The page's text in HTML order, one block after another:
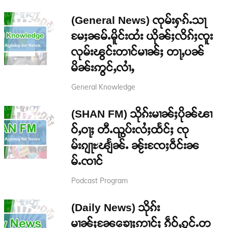
(General News) ၸုမ်းႁၵ်ႉသႃ
မႄႈၼမ်ႉမိူင်းထႆး ယိုၼ်ႈလိၵ်ႈၸူး
လုမ်းၽွင်းတၢင်မၢၼ်ႈ တႃႇပၼ်
မိၼ်းဢွင်ႇလၢႆႇ
General Knowledge
(SHAN FM) သိုၵ်းမၢၼ်ႈပိုၼ်ၽၢ
ဝ်ႇဝႃႈ တီႉၺွပ်းလႆႈထႅင်ႈ ၸု
မ်းၵျႃႊၽျႅၼ်ႉ ၼႂ်းၸႄႈဝဵင်းၼ
မ်ႉၸၢင်
Podcast Program
(Daily News) သိုၵ်း
မၢၼ်ႈၼႄၶေႃႈဢၢင်ႈ ၵဵဝ်ႇၵွင်ႉတ